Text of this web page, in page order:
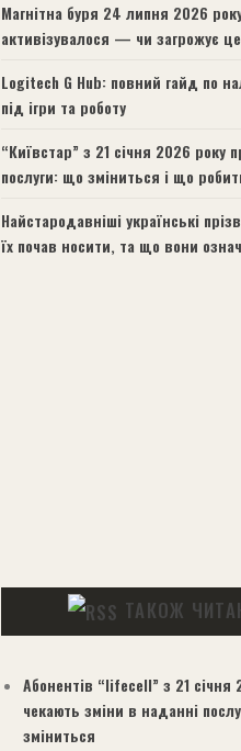
Магнітна буря 24 липня 2026
активізувалося — чи загрожує це
Logitech G Hub: повний гайд по
під ігри та роботу
“Київстар” з 21 січня 2026 року
послуги: що зміниться і що
Найстародавніші українські
їх почав носити, та що вони
ТАКОЖ
Абонентів “lifecell” з 21 січня
чекають зміни в наданні
зміниться